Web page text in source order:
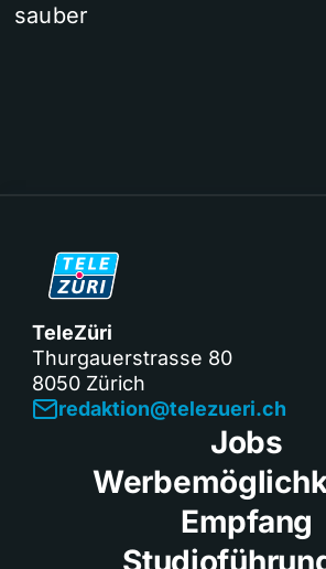
sauber
TeleZüri
Thurgauerstrasse 80
8050 Zürich
redaktion@telezueri.ch
Jobs
Empfang